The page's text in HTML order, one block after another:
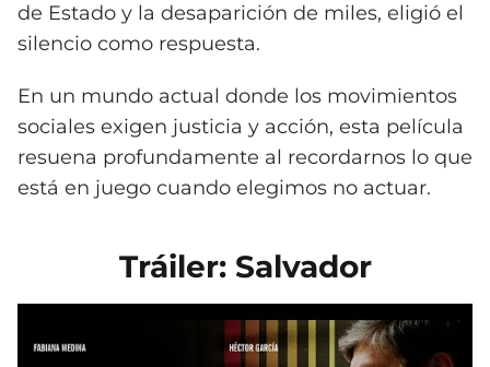
de Estado y la desaparición de miles, eligió el
silencio como respuesta.
En un mundo actual donde los movimientos
sociales exigen justicia y acción, esta película
resuena profundamente al recordarnos lo que
está en juego cuando elegimos no actuar.
Tráiler: Salvador